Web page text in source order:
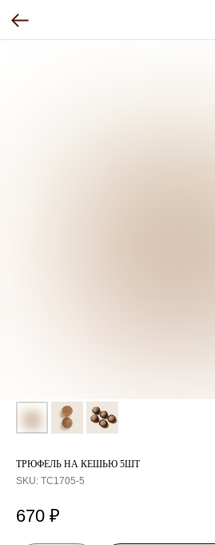
ТРЮФЕЛЬ НА КЕШЬЮ 5ШТ
SKU: ТС1705-5
670 ₽